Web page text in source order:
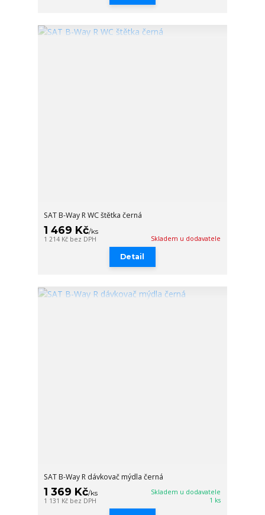
SAT B-Way R WC štětka černá
1 469 Kč/ks
1 214 Kč bez DPH Skladem u dodavatele
Detail
SAT B-Way R dávkovač mýdla černá
1 369 Kč/ks
1 131 Kč bez DPH
Skladem u dodavatele
1 ks